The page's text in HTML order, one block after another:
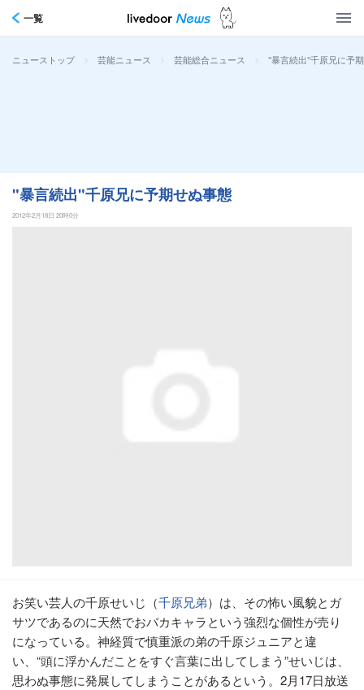
一覧
ニューストップ > 芸能ニュース > 芸能総合ニュース > "暴言続出"千原兄に予
"暴言続出"千原兄に予期せぬ事態
2012年2月18日 20時0分
お笑い芸人の千原せいじ（千原兄弟）は、その怖い風貌とガ
サツであるのに天然でおバカキャラという強烈な個性が売り
になっている。神経質で慎重派の弟の千原ジュニアと違
い、“頭に浮かんだことをすぐ言葉に出してしまう”せいじは、
思わぬ事態に発展してしまうことがあるという。2月17日放送